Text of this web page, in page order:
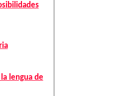
lengua de